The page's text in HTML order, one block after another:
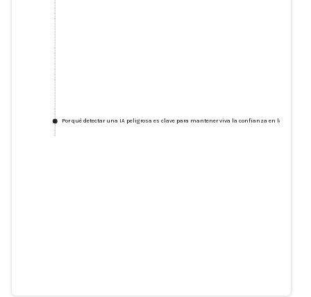
Por qué detectar una IA peligrosa es clave para mantener viva la confianza en la era de las